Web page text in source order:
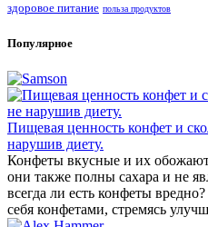
здоровое питание польза продуктов
Популярное
Пищевая ценность конфет и
нарушив диету.
Конфеты вкусные и их
они также полны сахара и не
всегда ли есть конфеты
себя конфетами, стремясь